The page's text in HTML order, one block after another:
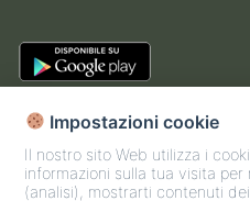
Impostazioni cookie
Il nostro sito Web utilizza i
informazioni sulla tua visita
(analisi), mostrarti contenuti